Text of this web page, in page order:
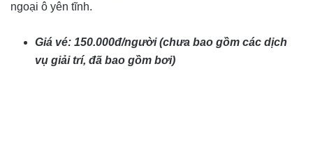
ngoại ô yên tĩnh.
Giá vé: 150.000đ/người (chưa bao gồm các dịch
vụ giải trí, đã bao gồm bơi)